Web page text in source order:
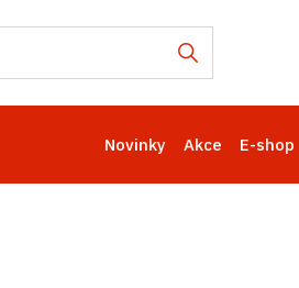
Novinky Akce E-shop